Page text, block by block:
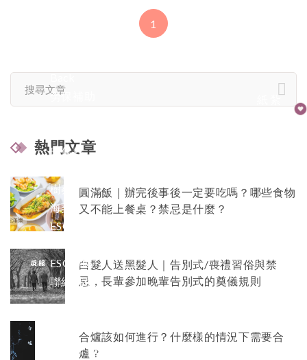
Back
勞保補助
環保葬
樹葬
海葬
ESG
ESG專區
聯絡我們
0800-535-885
紙紮
熱門文章
圓滿飯｜辦完後事後一定要吃嗎？哪些食物
又不能上餐桌？禁忌是什麼？
白髮人送黑髮人｜告別式/喪禮習俗與禁
忌，長輩參加晚輩告別式的奠儀規則
合爐該如何進行？什麼樣的情況下需要合
爐？
1